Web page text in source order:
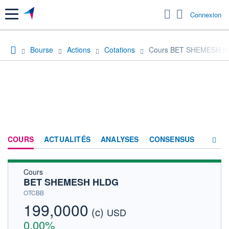
Menu Connexion
Bourse Actions Cotations Cours BET SHEMESH
COURS ACTUALITÉS ANALYSES CONSENSUS
ACTIONNAIRES
Cours
BET SHEMESH HLDG
OTCBB
199,0000 (c) USD
0,00%